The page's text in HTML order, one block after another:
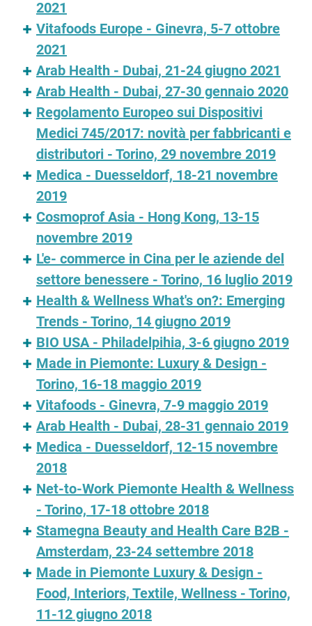
2021
Vitafoods Europe - Ginevra, 5-7 ottobre
2021
Arab Health - Dubai, 21-24 giugno 2021
Arab Health - Dubai, 27-30 gennaio 2020
Regolamento Europeo sui Dispositivi
Medici 745/2017: novità per fabbricanti e
distributori - Torino, 29 novembre 2019
Medica - Duesseldorf, 18-21 novembre
2019
Cosmoprof Asia - Hong Kong, 13-15
novembre 2019
L'e- commerce in Cina per le aziende del
settore benessere - Torino, 16 luglio 2019
Health & Wellness What's on?: Emerging
Trends - Torino, 14 giugno 2019
BIO USA - Philadelpihia, 3-6 giugno 2019
Made in Piemonte: Luxury & Design -
Torino, 16-18 maggio 2019
Vitafoods - Ginevra, 7-9 maggio 2019
Arab Health - Dubai, 28-31 gennaio 2019
Medica - Duesseldorf, 12-15 novembre
2018
Net-to-Work Piemonte Health & Wellness
- Torino, 17-18 ottobre 2018
Stamegna Beauty and Health Care B2B -
Amsterdam, 23-24 settembre 2018
Made in Piemonte Luxury & Design -
Food, Interiors, Textile, Wellness - Torino,
11-12 giugno 2018